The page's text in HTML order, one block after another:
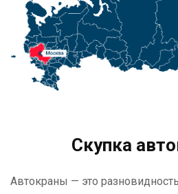
Скупка
Автокраны — это